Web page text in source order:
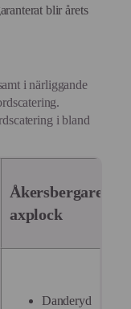
blir årets
i närliggande
i bland
axplock
Danderyd